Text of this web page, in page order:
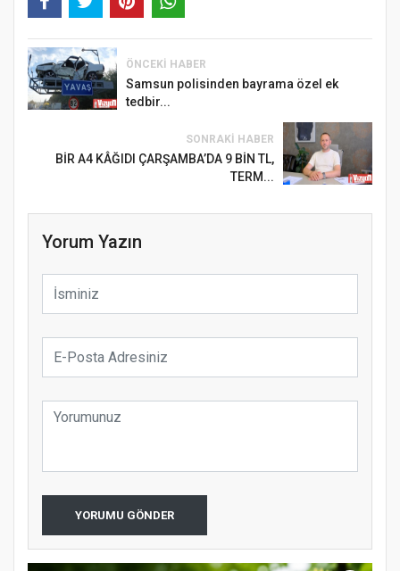
ÖNCEKI HABER
Samsun polisinden bayrama özel ek
tedbir...
SONRAKI HABER
BİR A4 KÂĞIDI ÇARŞAMBA’DA 9 BİN TL,
TERM...
Yorum Yazın
YORUMU GÖNDER